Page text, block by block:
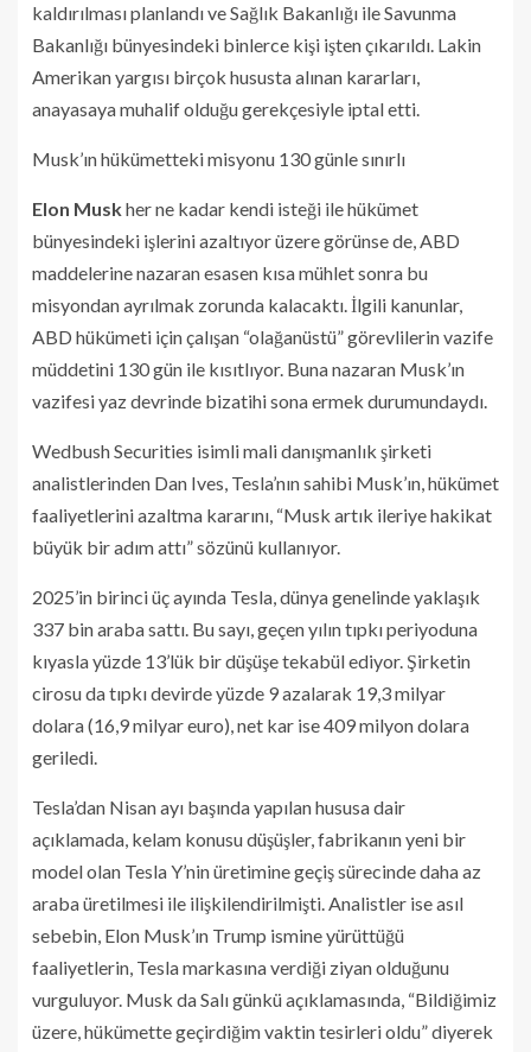
kaldırılması planlandı ve Sağlık Bakanlığı ile Savunma
Bakanlığı bünyesindeki binlerce kişi işten çıkarıldı. Lakin
Amerikan yargısı birçok hususta alınan kararları,
anayasaya muhalif olduğu gerekçesiyle iptal etti.
Musk’ın hükümetteki misyonu 130 günle sınırlı
Elon Muskher ne kadar kendi isteği ile hükümet
bünyesindeki işlerini azaltıyor üzere görünse de, ABD
maddelerine nazaran esasen kısa mühlet sonra bu
misyondan ayrılmak zorunda kalacaktı. İlgili kanunlar,
ABD hükümeti için çalışan “olağanüstü” görevlilerin vazife
müddetini 130 gün ile kısıtlıyor. Buna nazaran Musk’ın
vazifesi yaz devrinde bizatihi sona ermek durumundaydı.
Wedbush Securities isimli mali danışmanlık şirketi
analistlerinden Dan Ives, Tesla’nın sahibi Musk’ın, hükümet
faaliyetlerini azaltma kararını, “Musk artık ileriye hakikat
büyük bir adım attı” sözünü kullanıyor.
2025’in birinci üç ayında Tesla, dünya genelinde yaklaşık
337 bin araba sattı. Bu sayı, geçen yılın tıpkı periyoduna
kıyasla yüzde 13’lük bir düşüşe tekabül ediyor. Şirketin
cirosu da tıpkı devirde yüzde 9 azalarak 19,3 milyar
dolara (16,9 milyar euro), net kar ise 409 milyon dolara
geriledi.
Tesla’dan Nisan ayı başında yapılan hususa dair
açıklamada, kelam konusu düşüşler, fabrikanın yeni bir
model olan Tesla Y’nin üretimine geçiş sürecinde daha az
araba üretilmesi ile ilişkilendirilmişti. Analistler ise asıl
sebebin, Elon Musk’ın Trump ismine yürüttüğü
faaliyetlerin, Tesla markasına verdiği ziyan olduğunu
vurguluyor. Musk da Salı günkü açıklamasında, “Bildiğimiz
üzere, hükümette geçirdiğim vaktin tesirleri oldu” diyerek